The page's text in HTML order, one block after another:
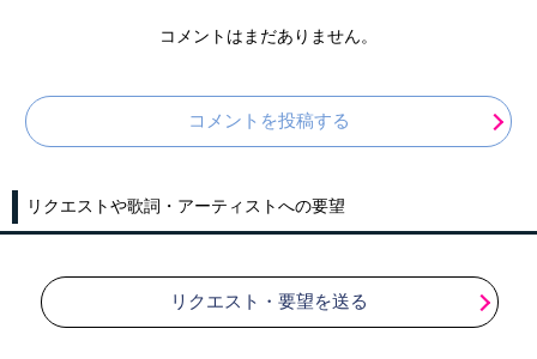
コメントはまだありません。
コメントを投稿する
リクエストや歌詞・アーティストへの要望
リクエスト・要望を送る